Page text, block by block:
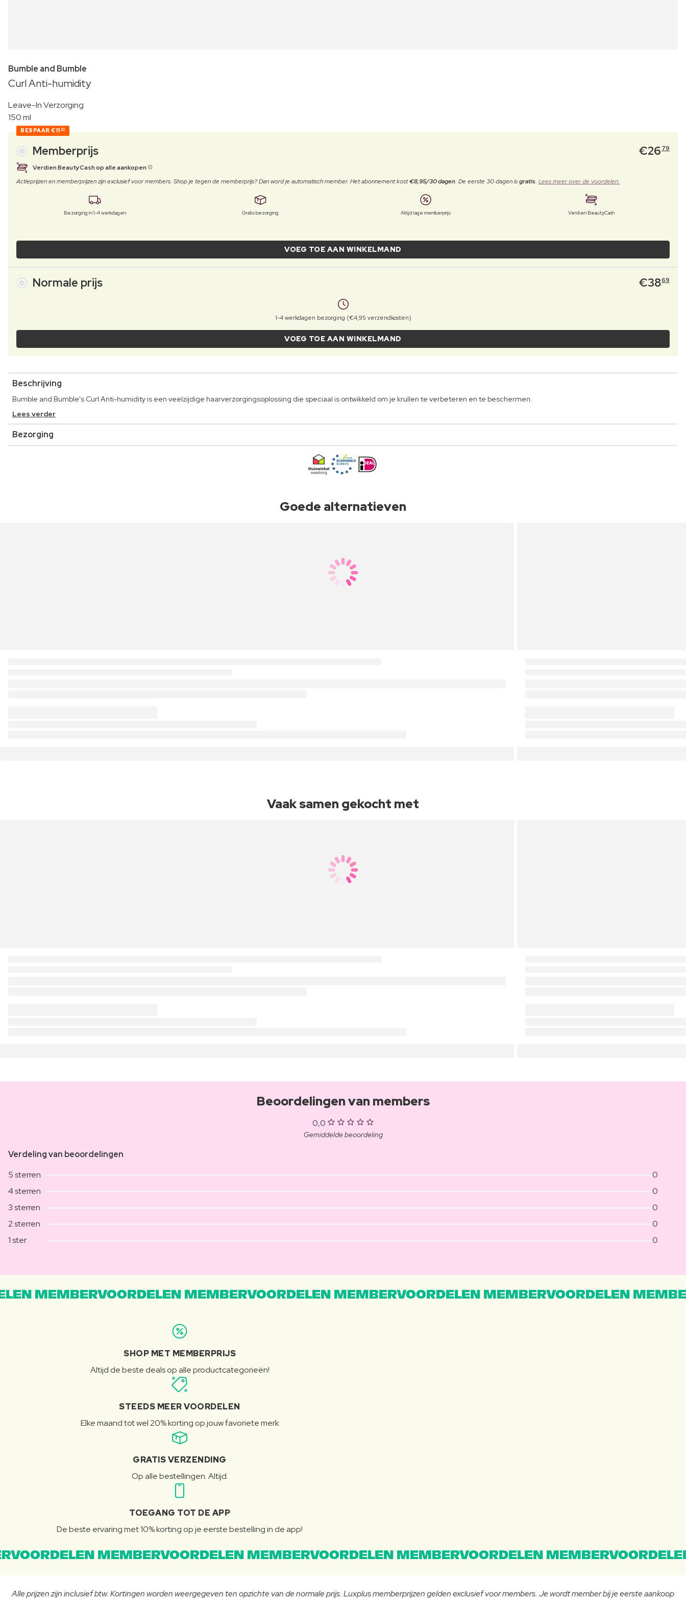
Bumble and Bumble
Curl Anti-humidity
Leave-In Verzorging
150 ml
BESPAAR €11 90
Memberprijs €26 79
Verdien BeautyCash op alle aankopen
Actieprijzen en memberprijzen zijn exclusief voor members. Shop je tegen de memberprijs? Dan word je automatisch member. Het abonnement kost€8,95/30 dagen. De eerste 30 dagen isgratis. Lees meer over de voordelen.
Bezorging in 1-4 werkdagen Gratis bezorging Altijd lage memberprijs Verdien BeautyCash
VOEG TOE AAN WINKELMAND
Normale prijs €3869
1-4 werkdagen bezorging (€4,95 verzendkosten)
VOEG TOE AAN WINKELMAND
Beschrijving
Bumble and Bumble's Curl Anti-humidity is een veelzijdige haarverzorgingsoplossing die speciaal is ontwikkeld om je krullen te verbeteren en te beschermen.
Lees verder
Bezorging
Goede alternatieven
Vaak samen gekocht met
Beoordelingen van members
0,0
Gemiddelde beoordeling
Verdeling van beoordelingen
5 sterren
0
4 sterren
0
3 sterren
0
2 sterren
0
1 ster
0
MEMBERVOORDELEN MEMBERVOORDELEN MEMBERVOORDELEN MEMBERVOORDELEN
SHOP MET MEMBERPRIJS
Altijd de beste deals op alle productcategorieën!
STEEDS MEER VOORDELEN
Elke maand tot wel 20% korting op jouw favoriete merk
GRATIS VERZENDING
Op alle bestellingen. Altijd.
TOEGANG TOT DE APP
De beste ervaring met 10% korting op je eerste bestelling in de app!
MEMBERVOORDELEN MEMBERVOORDELEN MEMBERVOORDELEN
Alle prijzen zijn inclusief btw. Kortingen worden weergegeven ten opzichte van de normale prijs. Luxplus memberprijzen gelden exclusief voor members. Je wordt member bij je eerste aankoop